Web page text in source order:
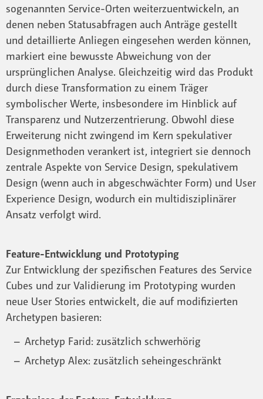
sogenannten Service-Orten weiterzuentwickeln, an
denen neben Statusabfragen auch Anträge gestellt
und detaillierte Anliegen eingesehen werden können,
markiert eine bewusste Abweichung von der
ursprünglichen Analyse. Gleichzeitig wird das Produkt
durch diese Transformation zu einem Träger
symbolischer Werte, insbesondere im Hinblick auf
Transparenz und Nutzerzentrierung. Obwohl diese
Erweiterung nicht zwingend im Kern spekulativer
Designmethoden verankert ist, integriert sie dennoch
zentrale Aspekte von Service Design, spekulativem
Design (wenn auch in abgeschwächter Form) und User
Experience Design, wodurch ein multidisziplinärer
Ansatz verfolgt wird.
Feature-Entwicklung und Prototyping
Zur Entwicklung der spezifischen Features des Service
Cubes und zur Validierung im Prototyping wurden
neue User Stories entwickelt, die auf modifizierten
Archetypen basieren:
Archetyp Farid: zusätzlich schwerhörig
Archetyp Alex: zusätzlich seheingeschränkt